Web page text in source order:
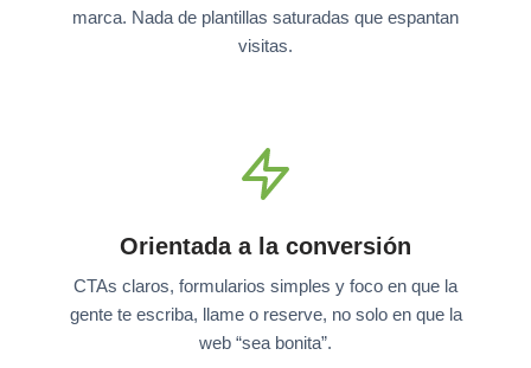
marca. Nada de plantillas saturadas que espantan
visitas.
Orientada a la conversión
CTAs claros, formularios simples y foco en que la
gente te escriba, llame o reserve, no solo en que la
web “sea bonita”.